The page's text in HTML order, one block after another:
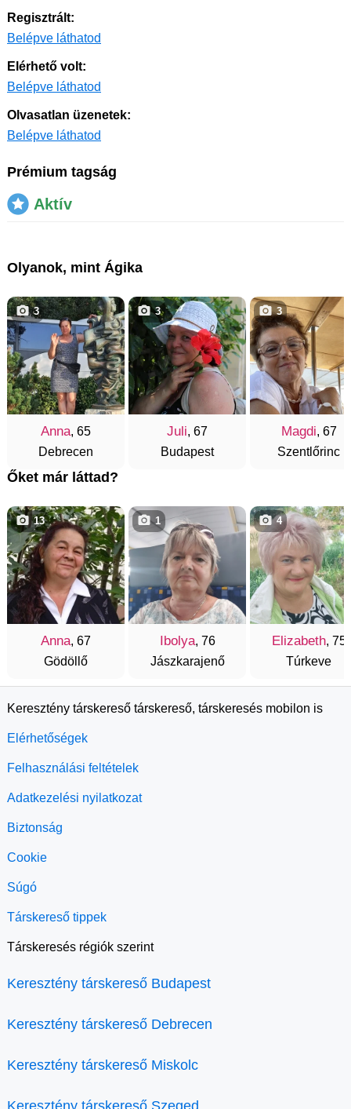
Regisztrált:
Belépve láthatod
Elérhető volt:
Belépve láthatod
Olvasatlan üzenetek:
Belépve láthatod
Prémium tagság
Aktív
Olyanok, mint Ágika
Anna, 65
Debrecen
3
Juli, 67
Budapest
3
Magdi, 67
Szentlőrinc
3
Őket már láttad?
Anna, 67
Gödöllő
13
Ibolya, 76
Jászkarajenő
1
Elizabeth, 75
Túrkeve
4
Keresztény társkereső társkereső, társkeresés mobilon is
Elérhetőségek
Felhasználási feltételek
Adatkezelési nyilatkozat
Biztonság
Cookie
Súgó
Társkereső tippek
Társkeresés régiók szerint
Keresztény társkereső Budapest
Keresztény társkereső Debrecen
Keresztény társkereső Miskolc
Keresztény társkereső Szeged